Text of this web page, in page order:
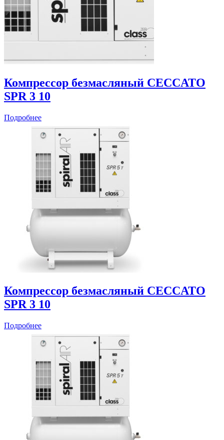
Компрессор безмасляный CECCATO
SPR 3 10
Подробнее
Компрессор безмасляный CECCATO
SPR 3 10
Подробнее